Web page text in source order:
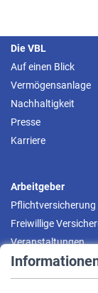
Die VBL
Auf einen Blick
Vermögensanlage
Nachhaltigkeit
Presse
Karriere
Arbeitgeber
Pflichtversicherung
Freiwillige
Veranstaltungen